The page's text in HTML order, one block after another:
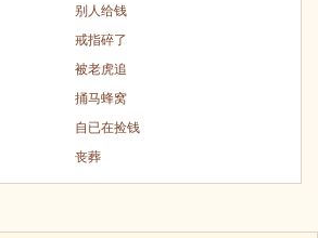
别人给钱
戒指碎了
被老虎追
捅马蜂窝
自已在捡钱
丧葬